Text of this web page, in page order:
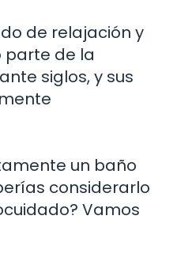
de relajación y
parte de la
siglos, y sus
un baño
considerarlo
Vamos